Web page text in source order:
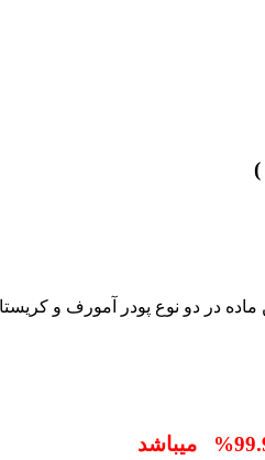
)
ماده در دو نوع پودر آمورف و